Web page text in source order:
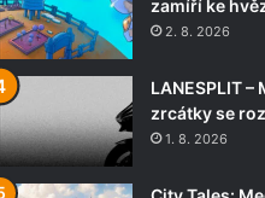
zamíří ke
2. 8. 2026
LANESPLIT –
zrcátky se
1. 8. 2026